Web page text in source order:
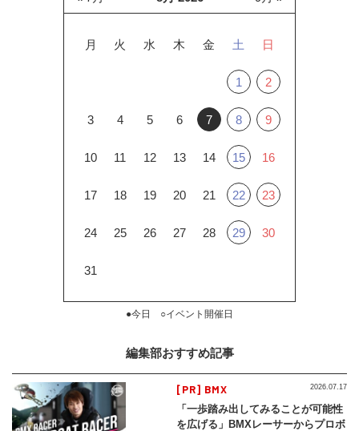
月 火 水 木 金 土 日
1 2
3 4 5 6 7 8 9
10 11 12 13 14 15 16
17 18 19 20 21 22 23
24 25 26 27 28 29 30
31
●今日 ○イベント開催日
編集部おすすめ記事
[PR] BMX
「一歩踏み出してみることが可能性
を広げる」BMXレーサーからプロボ
2026.07.17